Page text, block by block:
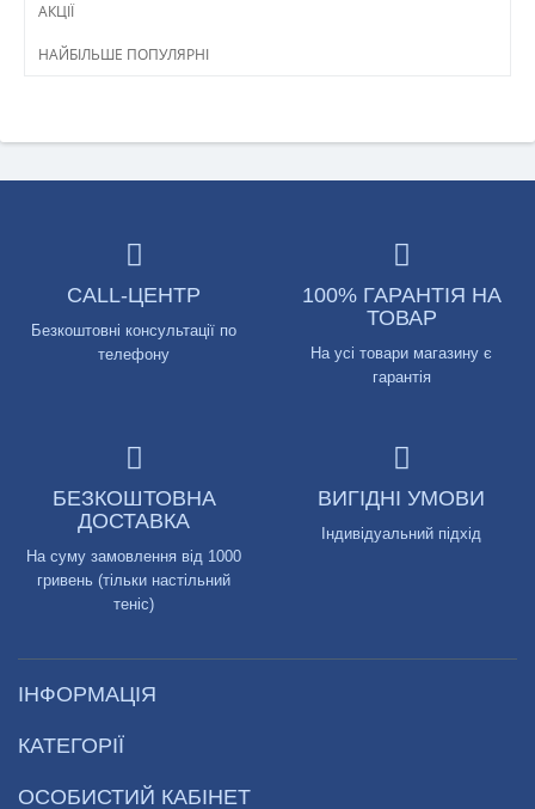
АКЦІЇ
НАЙБІЛЬШЕ ПОПУЛЯРНІ
CALL-ЦЕНТР
Безкоштовні консультації по
телефону
100% ГАРАНТІЯ НА
ТОВАР
На усі товари магазину є
гарантія
БЕЗКОШТОВНА
ДОСТАВКА
На суму замовлення від 1000
гривень (тільки настільний
теніс)
ВИГІДНІ УМОВИ
Індивідуальний підхід
ІНФОРМАЦІЯ
КАТЕГОРІЇ
ОСОБИСТИЙ КАБІНЕТ